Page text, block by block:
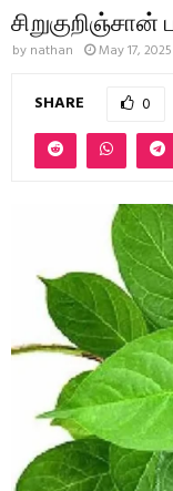
by nathan May 17, 2025
SHARE 0